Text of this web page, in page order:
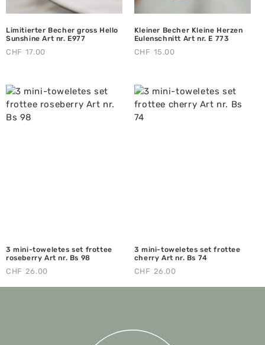
Limitierter Becher gross Hello
Sunshine Art nr. E977
CHF 17.00
Kleiner Becher Kleine Herzen
Eulenschnitt Art nr. E 773
CHF 15.00
3 mini-toweletes set frottee
roseberry Art nr. Bs 98
CHF 26.00
3 mini-toweletes set frottee
cherry Art nr. Bs 74
CHF 26.00